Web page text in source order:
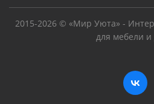
2015-2026 © «Мир Уюта» -
для мебели и